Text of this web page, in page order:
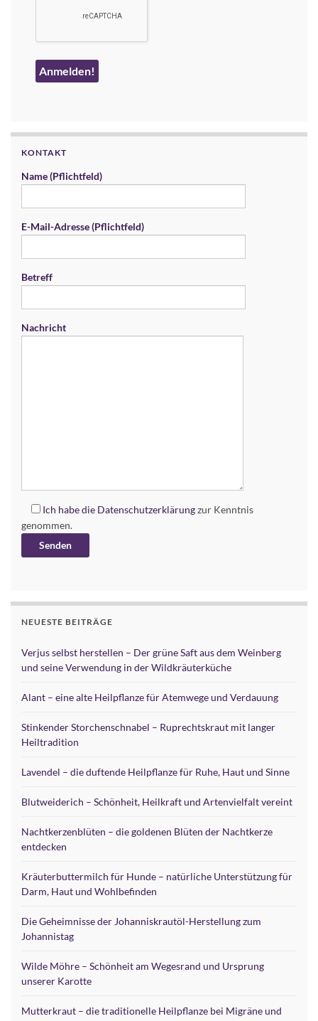
KONTAKT
Name (Pflichtfeld)
E-Mail-Adresse (Pflichtfeld)
Betreff
Nachricht
Ich habe die Datenschutzerklärungzur Kenntnis
genommen.
NEUESTE BEITRÄGE
Verjus selbst herstellen – Der grüne Saft aus dem Weinberg
und seine Verwendung in der Wildkräuterküche
Alant – eine alte Heilpflanze für Atemwege und Verdauung
Stinkender Storchenschnabel – Ruprechtskraut mit langer
Heiltradition
Lavendel – die duftende Heilpflanze für Ruhe, Haut und Sinne
Blutweiderich – Schönheit, Heilkraft und Artenvielfalt vereint
Nachtkerzenblüten – die goldenen Blüten der Nachtkerze
entdecken
Kräuterbuttermilch für Hunde – natürliche Unterstützung für
Darm, Haut und Wohlbefinden
Die Geheimnisse der Johanniskrautöl-Herstellung zum
Johannistag
Wilde Möhre – Schönheit am Wegesrand und Ursprung
unserer Karotte
Mutterkraut – die traditionelle Heilpflanze bei Migräne und